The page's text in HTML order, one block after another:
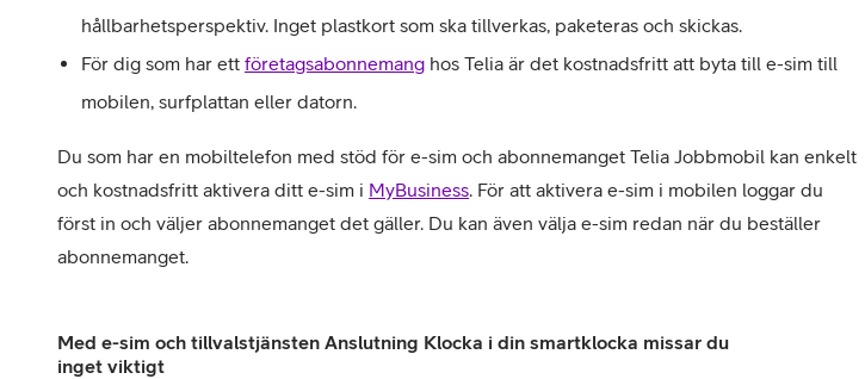
hållbarhetsperspektiv. Inget plastkort som ska tillverkas, paketeras och skickas.
För dig som har ett företagsabonnemang hos Telia är det kostnadsfritt att byta till e-sim till
mobilen, surfplattan eller datorn.
Du som har en mobiltelefon med stöd för e-sim och abonnemanget Telia Jobbmobil kan enkelt
och kostnadsfritt aktivera ditt e-sim i MyBusiness. För att aktivera e-sim i mobilen loggar du
först in och väljer abonnemanget det gäller. Du kan även välja e-sim redan när du beställer
abonnemanget.
Med e-sim och tillvalstjänsten Anslutning Klocka i din smartklocka missar du
inget viktigt